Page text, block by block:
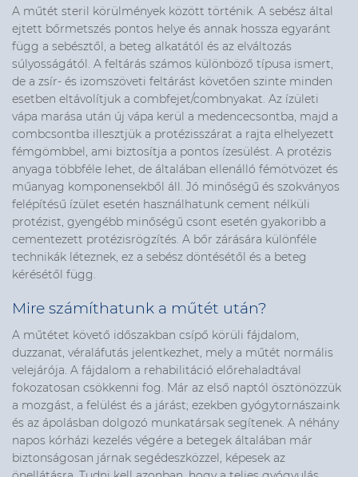
A műtét steril körülmények között történik. A sebész által
ejtett bőrmetszés pontos helye és annak hossza egyaránt
függ a sebésztől, a beteg alkatától és az elváltozás
súlyosságától. A feltárás számos különböző típusa ismert,
de a zsír- és izomszöveti feltárást követően szinte minden
esetben eltávolítjuk a combfejet/combnyakat. Az ízületi
vápa marása után új vápa kerül a medencecsontba, majd a
combcsontba illesztjük a protézisszárat a rajta elhelyezett
fémgömbbel, ami biztosítja a pontos ízesülést. A protézis
anyaga többféle lehet, de általában ellenálló fémötvözet és
műanyag komponensekből áll. Jó minőségű és szokványos
felépítésű ízület esetén használhatunk cement nélküli
protézist, gyengébb minőségű csont esetén gyakoribb a
cementezett protézisrögzítés. A bőr zárására különféle
technikák léteznek, ez a sebész döntésétől és a beteg
kérésétől függ.
Mire számíthatunk a műtét után?
A műtétet követő időszakban csípő körüli fájdalom,
duzzanat, véraláfutás jelentkezhet, mely a műtét normális
velejárója. A fájdalom a rehabilitáció előrehaladtával
fokozatosan csökkenni fog. Már az első naptól ösztönözzük
a mozgást, a felülést és a járást; ezekben gyógytornászaink
és az ápolásban dolgozó munkatársak segítenek. A néhány
napos kórházi kezelés végére a betegek általában már
biztonságosan járnak segédeszközzel, képesek az